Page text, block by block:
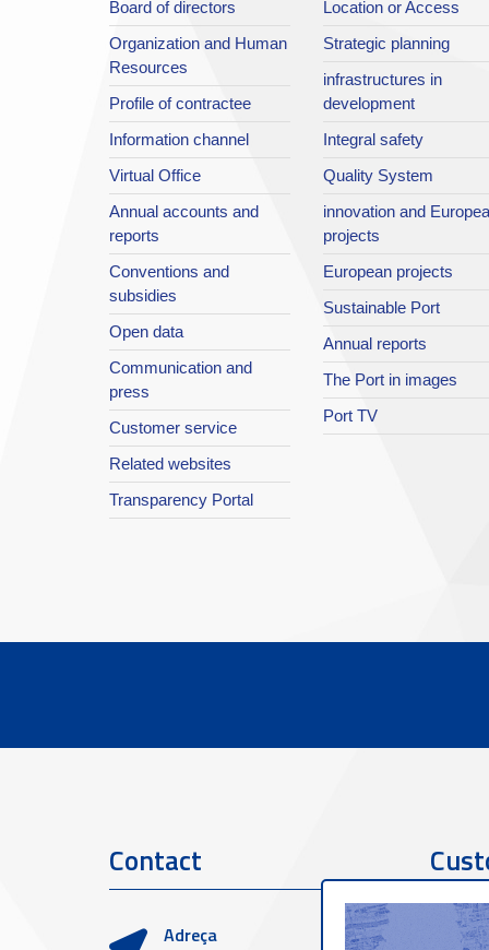
Board of directors
Organization and Human
Resources
Profile of contractee
Information channel
Virtual Office
Annual accounts and
reports
Conventions and
subsidies
Open data
Communication and
press
Customer service
Related websites
Transparency Portal
Location or Access
Strategic planning
infrastructures in
development
Integral safety
Quality System
innovation and
projects
European projects
Sustainable Port
Annual reports
The Port in images
Port TV
Contact
Adreça